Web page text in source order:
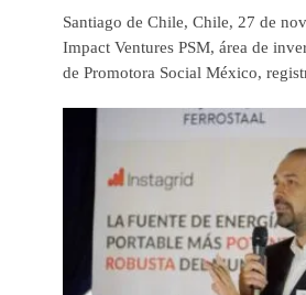
Santiago de Chile, Chile, 27 de
Impact Ventures PSM, área de
de Promotora Social México,